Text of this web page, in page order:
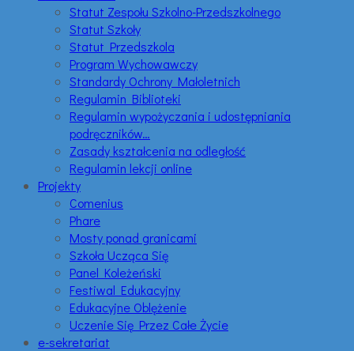
Statut Zespołu Szkolno-Przedszkolnego
Statut Szkoły
Statut Przedszkola
Program Wychowawczy
Standardy Ochrony Małoletnich
Regulamin Biblioteki
Regulamin wypożyczania i udostępniania
podręczników…
Zasady kształcenia na odległość
Regulamin lekcji online
Projekty
Comenius
Phare
Mosty ponad granicami
Szkoła Ucząca Się
Panel Koleżeński
Festiwal Edukacyjny
Edukacyjne Oblężenie
Uczenie Się Przez Całe Życie
e-sekretariat